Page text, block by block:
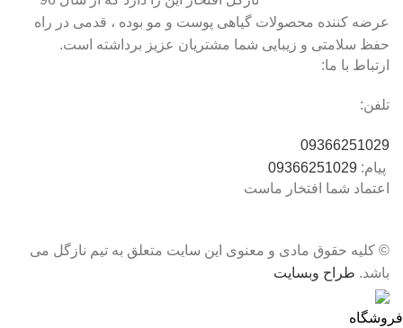
عرضه کننده محصولات گیاهی پوست و مو بوده ، قدمی در راه
حفظ سلامتی و زیبایی شما مشتریان عزیز برداشته است.
ارتباط با ما:
تلفن:
09366251029
پیام: 09366251029
اعتماد شما افتخار ماست
© کلیه حقوق مادی و معنوی این سایت متعلق به تیم نازگل می
باشد. طراح وبسایت
فروشگاه